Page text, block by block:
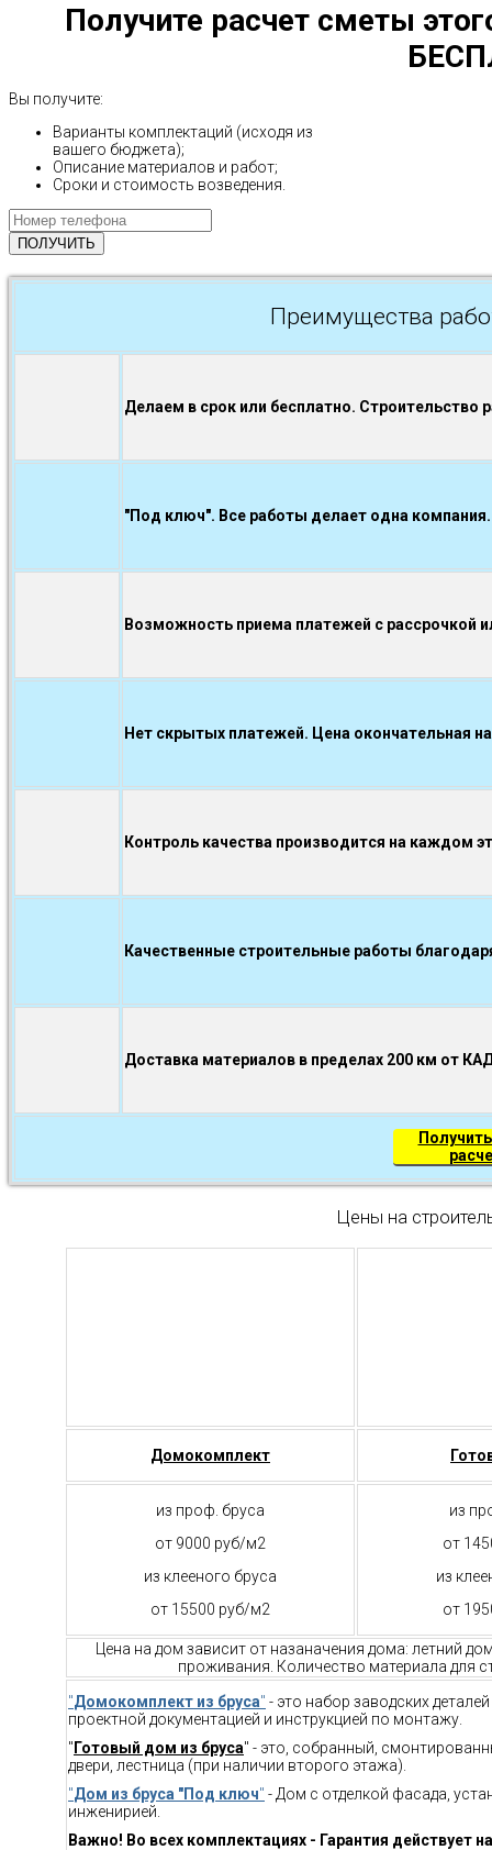
Получите расчет сметы
Вы получите:
Варианты комплектаций (исходя из
вашего бюджета);
Описание материалов и работ;
Сроки и стоимость возведения.
Преимущества
Делаем в срок или бесплатно. Строительство
"Под ключ". Все работы делает одна компания.
Возможность приема платежей с рассрочкой
Нет скрытых платежей. Цена окончательная
Контроль качества производится на каждом
Качественные строительные работы
Доставка материалов в пределах 200 км от
Цены на
Домокомплект
из проф. бруса
от 9000 руб/м2
из клееного бруса
от 15500 руб/м2
из
от
из
от
Цена на дом зависит от назаначения дома: летний
проживания. Количество материала для
"Домокомплект из бруса" - это набор заводских
проектной документацией и инструкцией по монтажу.
" Готовый дом из бруса" - это, собранный,
двери, лестница (при наличии второго этажа).
"Дом из бруса "Под ключ" - Дом с отделкой фасада,
инженирией.
Важно! Во всех комплектациях - Гарантия действует